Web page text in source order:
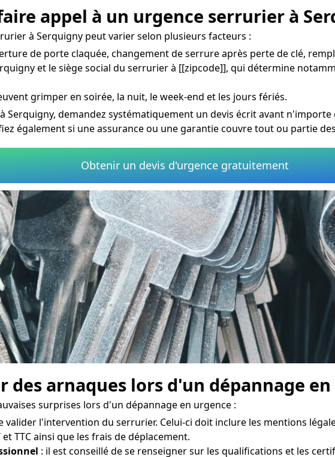
appel à un urgence serrurier à
à Serquigny peut varier selon plusieurs facteurs :
de porte claquée, changement de serrure après perte de clé,
et le siège social du serrurier à [[zipcode]], qui détermine
grimper en soirée, la nuit, le week-end et les jours fériés.
Serquigny, demandez systématiquement un devis écrit avant
également si une assurance ou une garantie couvre tout ou partie
Obtenir un devis d'urgence gratuitement
des arnaques lors d'un dépannage
surprises lors d'un dépannage en urgence :
valider l'intervention du serrurier. Celui-ci doit inclure les mentions
TTC ainsi que les frais de déplacement.
: il est conseillé de se renseigner sur les qualifications et les